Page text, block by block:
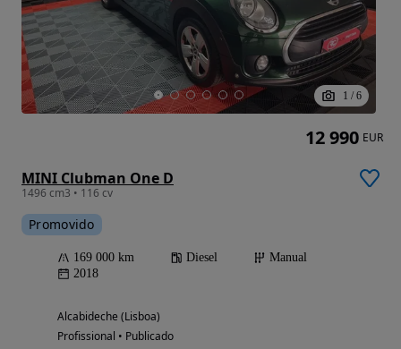
1 / 6
MINI Clubman One D
1496 cm3 • 116 cv
Promovido
169 000 km Diesel
Manual
2018
Alcabideche (Lisboa)
Profissional • Publicado
12 990 EUR